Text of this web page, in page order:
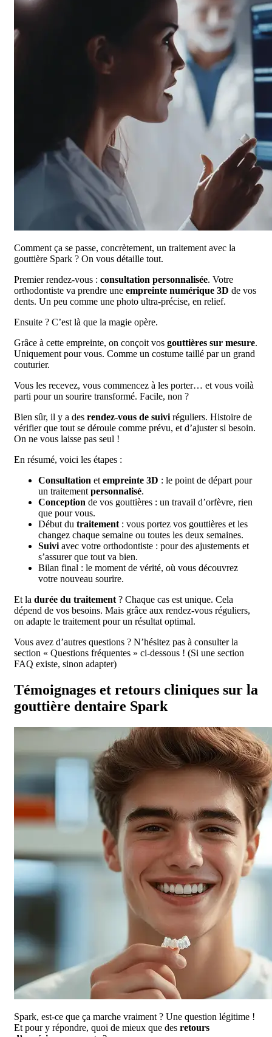
Comment ça se passe, concrètement, un traitement avec la
gouttière Spark ? On vous détaille tout.
Premier rendez-vous : consultation personnalisée. Votre
orthodontiste va prendre une empreinte numérique 3D de vos
dents. Un peu comme une photo ultra-précise, en relief.
Ensuite ? C’est là que la magie opère.
Grâce à cette empreinte, on conçoit vos gouttières sur mesure.
Uniquement pour vous. Comme un costume taillé par un grand
couturier.
Vous les recevez, vous commencez à les porter… et vous voilà
parti pour un sourire transformé. Facile, non ?
Bien sûr, il y a des rendez-vous de suiviréguliers. Histoire de
vérifier que tout se déroule comme prévu, et d’ajuster si besoin.
On ne vous laisse pas seul !
En résumé, voici les étapes :
Consultation etempreinte 3D : le point de départ pour
un traitementpersonnalisé.
Conception de vos gouttières : un travail d’orfèvre, rien
que pour vous.
Début du traitement: vous portez vos gouttières et les
changez chaque semaine ou toutes les deux semaines.
Suiviavec votre orthodontiste : pour des ajustements et
s’assurer que tout va bien.
Bilan final : le moment de vérité, où vous découvrez
votre nouveau sourire.
Et la durée du traitement? Chaque cas est unique. Cela
dépend de vos besoins. Mais grâce aux rendez-vous réguliers,
on adapte le traitement pour un résultat optimal.
Vous avez d’autres questions ? N’hésitez pas à consulter la
section « Questions fréquentes » ci-dessous ! (Si une section
FAQ existe, sinon adapter)
Témoignages et retours cliniques sur la
gouttière dentaire Spark
Spark, est-ce que ça marche vraiment ? Une question légitime !
Et pour y répondre, quoi de mieux que des retours